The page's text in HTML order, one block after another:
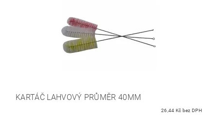
KARTÁČ LAHVOVÝ PRŮMĚR 40MM
26,44 Kč bez DPH